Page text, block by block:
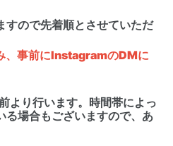
すので先着順とさせていただ
、事前にInstagramのDMに
より行います。時間帯によっ
る場合もございますので、あ